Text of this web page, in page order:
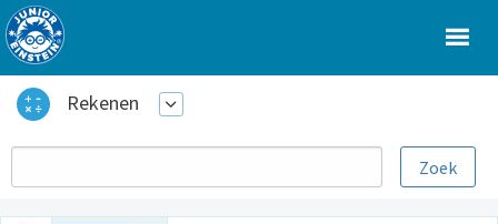
Rekenen